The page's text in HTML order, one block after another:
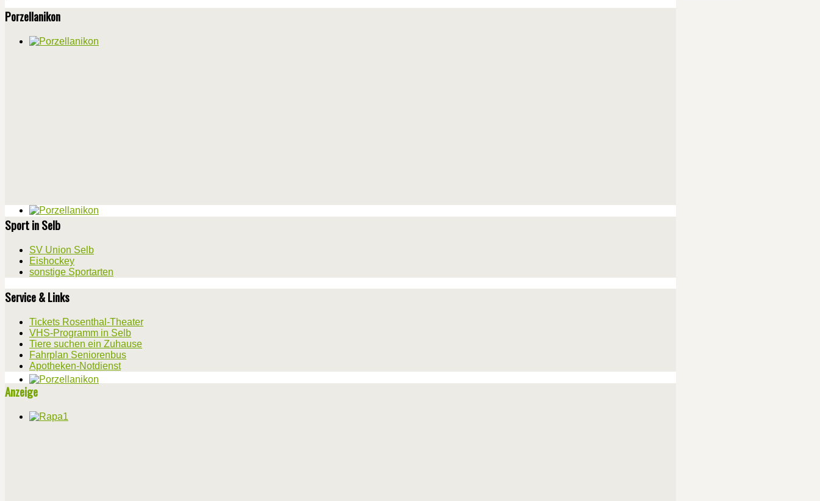
Porzellanikon
Sport in Selb
SV Union Selb
Eishockey
sonstige Sportarten
Service & Links
Tickets Rosenthal-Theater
VHS-Programm in Selb
Tiere suchen ein Zuhause
Fahrplan Seniorenbus
Apotheken-Notdienst
Anzeige